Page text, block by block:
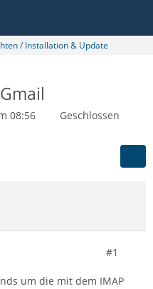
/ Installation & Update
08:56
Geschlossen
#1
um die mit dem IMAP